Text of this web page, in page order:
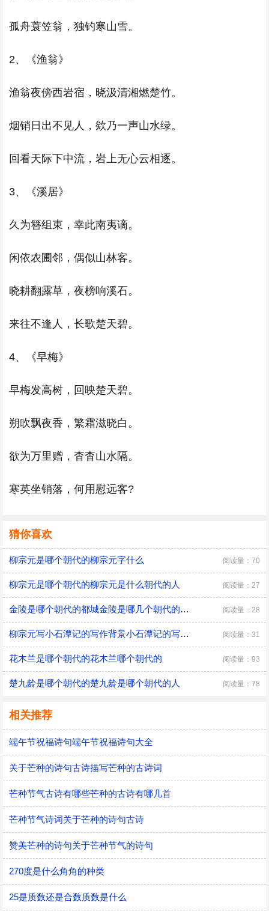
孤舟蓑笠翁，独钓寒山雪。
2、《渔翁》
渔翁夜傍西岩宿，晓汲清湘燃楚竹。
烟销日出不见人，欸乃一声山水绿。
回看天际下中流，岩上无心云相逐。
3、《溪居》
久为簪组束，幸此南夷谪。
闲依农圃邻，偶似山林客。
晓耕翻露草，夜榜响溪石。
来往不逢人，长歌楚天碧。
4、《早梅》
早梅发高树，回映楚天碧。
朔吹飘夜香，繁霜滋晓白。
欲为万里赠，杳杳山水隔。
寒英坐销落，何用慰远客?
猜你喜欢
柳宗元是哪个朝代的柳宗元字什么 阅读量：70
柳宗元是哪个朝代的柳宗元是什么朝代的人 阅读量：27
金陵是哪个朝代的都城金陵是哪几个朝代的都城 阅读量：28
柳宗元写小石潭记的写作背景小石潭记的写作背景 阅读量：31
花木兰是哪个朝代的花木兰哪个朝代的 阅读量：93
楚九龄是哪个朝代的楚九龄是哪个朝代的人 阅读量：78
相关推荐
端午节祝福诗句端午节祝福诗句大全
关于芒种的诗句古诗描写芒种的古诗词
芒种节气古诗有哪些芒种的古诗有哪几首
芒种节气诗词关于芒种的诗句古诗
赞美芒种的诗句关于芒种节气的诗句
270度是什么角角的种类
25是质数还是合数质数是什么